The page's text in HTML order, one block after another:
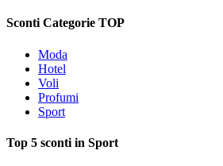
Sconti Categorie TOP
Moda
Hotel
Voli
Profumi
Sport
Top 5 sconti in Sport